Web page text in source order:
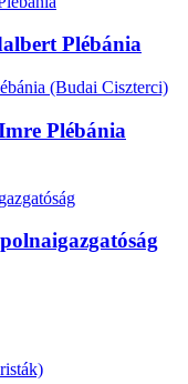
Plébánia
Plébánia